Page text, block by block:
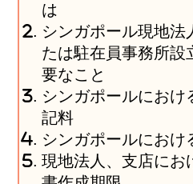
は
シンガポール現地法
たは駐在員事務所設
要なこと
シンガポールにおけ
記料
シンガポールにおけ
現地法人、支店にお